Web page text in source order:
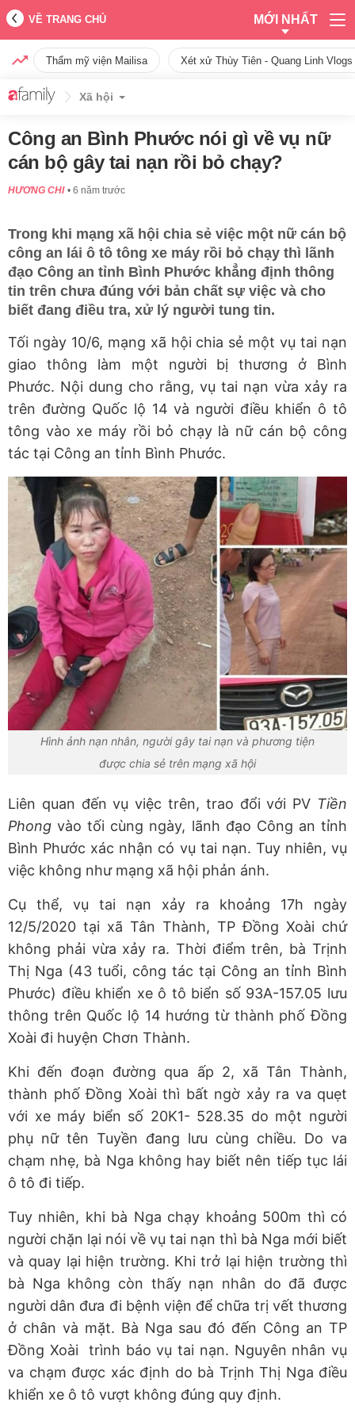
VỀ TRANG CHỦ MỚI NHẤT
Thẩm mỹ viện Mailisa Xét xử Thùy Tiên - Quang Linh
Xã hội
Công an Bình Phước nói gì về vụ nữ
cán bộ gây tai nạn rồi bỏ chạy?
HƯƠNG CHI 6 năm trước
Trong khi mạng xã hội chia sẻ việc một nữ cán bộ
công an lái ô tô tông xe máy rồi bỏ chạy thì lãnh
đạo Công an tỉnh Bình Phước khẳng định thông
tin trên chưa đúng với bản chất sự việc và cho
biết đang điều tra, xử lý người tung tin.
Tối ngày 10/6, mạng xã hội chia sẻ một vụ tai nạn
giao thông làm một người bị thương ở Bình
Phước. Nội dung cho rằng, vụ tai nạn vừa xảy ra
trên đường Quốc lộ 14 và người điều khiển ô tô
tông vào xe máy rồi bỏ chạy là nữ cán bộ công
tác tại Công an tỉnh Bình Phước.
Hình ảnh nạn nhân, người gây tai nạn và phương tiện
được chia sẻ trên mạng xã hội
Liên quan đến vụ việc trên, trao đổi với PV Tiền
Phong vào tối cùng ngày, lãnh đạo Công an tỉnh
Bình Phước xác nhận có vụ tai nạn. Tuy nhiên, vụ
việc không như mạng xã hội phản ánh.
Cụ thể, vụ tai nạn xảy ra khoảng 17h ngày
12/5/2020 tại xã Tân Thành, TP Đồng Xoài chứ
không phải vừa xảy ra. Thời điểm trên, bà Trịnh
Thị Nga (43 tuổi, công tác tại Công an tỉnh Bình
Phước) điều khiển xe ô tô biển số 93A-157.05 lưu
thông trên Quốc lộ 14 hướng từ thành phố Đồng
Xoài đi huyện Chơn Thành.
Khi đến đoạn đường qua ấp 2, xã Tân Thành,
thành phố Đồng Xoài thì bất ngờ xảy ra va quẹt
với xe máy biển số 20K1- 528.35 do một người
phụ nữ tên Tuyền đang lưu cùng chiều. Do va
chạm nhẹ, bà Nga không hay biết nên tiếp tục lái
ô tô đi tiếp.
Tuy nhiên, khi bà Nga chạy khoảng 500m thì có
người chặn lại nói về vụ tai nạn thì bà Nga mới biết
và quay lại hiện trường. Khi trở lại hiện trường thì
bà Nga không còn thấy nạn nhân do đã được
người dân đưa đi bệnh viện để chữa trị vết thương
ở chân và mặt. Bà Nga sau đó đến Công an TP
Đồng Xoài trình báo vụ tai nạn. Nguyên nhân vụ
va chạm được xác định do bà Trịnh Thị Nga điều
khiển xe ô tô vượt không đúng quy định.